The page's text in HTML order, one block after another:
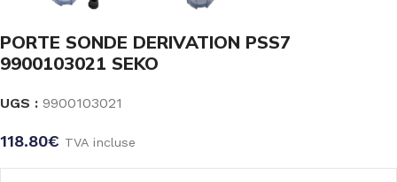
PORTE SONDE DERIVATION PSS7
9900103021 SEKO
UGS : 9900103021
118.80€ TVA incluse